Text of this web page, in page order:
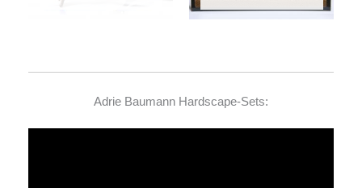
Adrie Baumann Hardscape-Sets: